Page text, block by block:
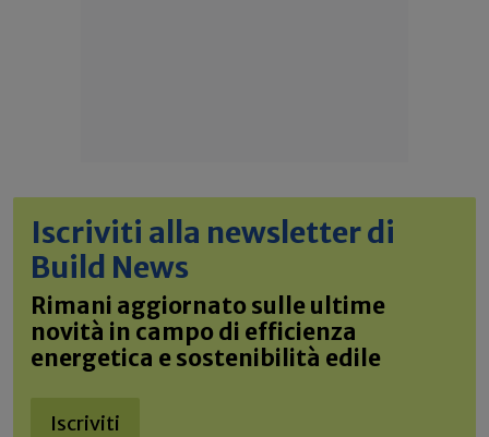
Iscriviti alla newsletter di
Build News
Rimani aggiornato sulle ultime
novità in campo di efficienza
energetica e sostenibilità edile
Iscriviti